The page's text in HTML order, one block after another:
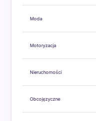
Moda
Motoryzacja
Nieruchomości
Obcojęzyczne